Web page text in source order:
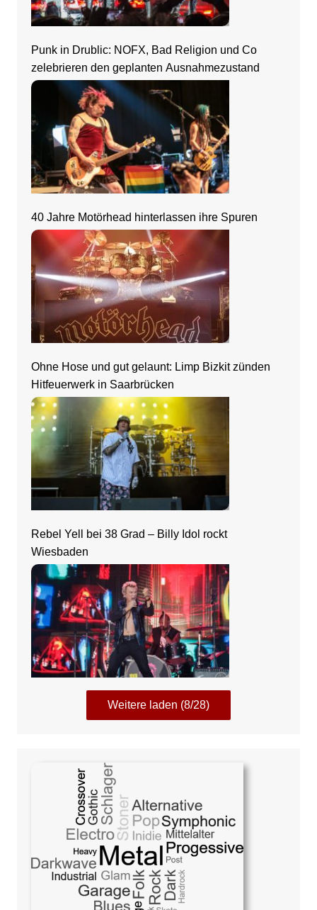
Punk in Drublic: NOFX, Bad Religion und Co
zelebrieren den geplanten Ausnahmezustand
40 Jahre Motörhead hinterlassen ihre Spuren
Ohne Hose und gut gelaunt: Limp Bizkit zünden
Hitfeuerwerk in Saarbrücken
Rebel Yell bei 38 Grad – Billy Idol rockt
Wiesbaden
Weitere laden (8/28)